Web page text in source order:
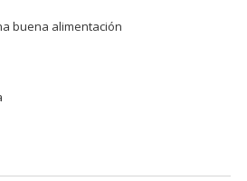
buena alimentación